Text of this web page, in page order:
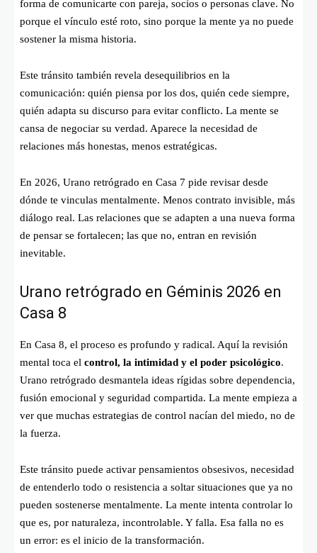
forma de comunicarte con pareja, socios o personas clave. No
porque el vínculo esté roto, sino porque la mente ya no puede
sostener la misma historia.
Este tránsito también revela desequilibrios en la
comunicación: quién piensa por los dos, quién cede siempre,
quién adapta su discurso para evitar conflicto. La mente se
cansa de negociar su verdad. Aparece la necesidad de
relaciones más honestas, menos estratégicas.
En 2026, Urano retrógrado en Casa 7 pide revisar desde
dónde te vinculas mentalmente. Menos contrato invisible, más
diálogo real. Las relaciones que se adapten a una nueva forma
de pensar se fortalecen; las que no, entran en revisión
inevitable.
Urano retrógrado en Géminis 2026 en
Casa 8
En Casa 8, el proceso es profundo y radical. Aquí la revisión
mental toca el control, la intimidad y el poder psicológico.
Urano retrógrado desmantela ideas rígidas sobre dependencia,
fusión emocional y seguridad compartida. La mente empieza a
ver que muchas estrategias de control nacían del miedo, no de
la fuerza.
Este tránsito puede activar pensamientos obsesivos, necesidad
de entenderlo todo o resistencia a soltar situaciones que ya no
pueden sostenerse mentalmente. La mente intenta controlar lo
que es, por naturaleza, incontrolable. Y falla. Esa falla no es
un error: es el inicio de la transformación.